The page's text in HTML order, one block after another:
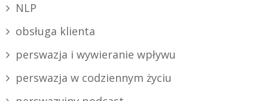
NLP
obsługa klienta
perswazja i wywieranie wpływu
perswazja w codziennym życiu